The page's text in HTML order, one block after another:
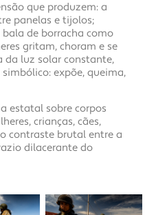
que produzem: a
panelas e tijolos;
de borracha como
gritam, choram e se
da luz solar constante,
expõe, queima,
estatal sobre corpos
crianças, cães,
contraste brutal entre a
dilacerante do